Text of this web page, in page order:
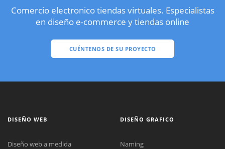
Comercio electronico tiendas virtuales. Especialistas
en diseño e-commerce y tiendas online
CUÉNTENOS DE SU PROYECTO
DISEÑO WEB
Diseño web a medida
DISEÑO GRAFICO
Naming